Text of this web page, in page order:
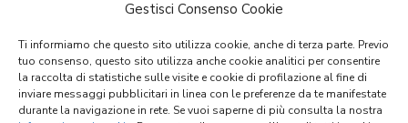
Gestisci Consenso Cookie
Ti informiamo che questo sito utilizza cookie, anche di terza parte. Previo
tuo consenso, questo sito utilizza anche cookie analitici per consentire
la raccolta di statistiche sulle visite e cookie di profilazione al fine di
inviare messaggi pubblicitari in linea con le preferenze da te manifestate
durante la navigazione in rete. Se vuoi saperne di più consulta la nostra